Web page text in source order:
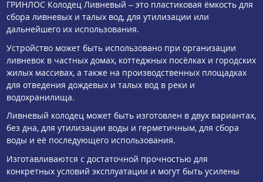
ГРИНЛОС Колодец Ливневый – это пластиковая ёмкость для
сбора ливневых и талых вод, для утилизации или
дальнейшего их использования.
Устройство может быть использовано при организации
ливневок в частных домах, коттеджных посёлках и городских
жилых массивах, а также на производственных площадках
для отведения дождевых и талых вод в реки и
водохранилища.
Ливневый колодец может быть изготовлен в двух вариантах,
без дна, для утилизации воды и герметичным, для сбора
воды и её последующего использования.
Изготавливаются с достаточной прочностью для
конкретных условий эксплуатации и могут быть усилены